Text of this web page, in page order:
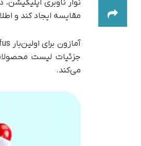
مقایسه ایجاد کند و
جزئیات لیست
می‌کند.